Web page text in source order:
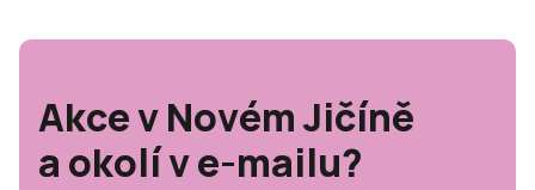
Akce v Novém Jičíně
a okolí v e-mailu?